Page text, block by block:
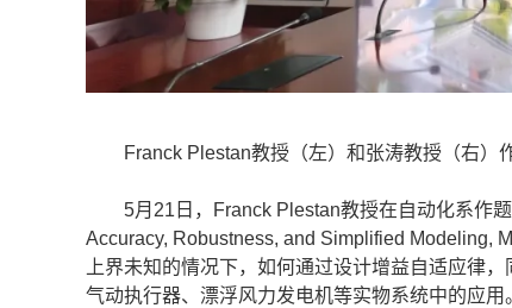
Franck Plestan教授（左）和张涛教授（右）
5月21日，Franck Plestan教授在自动化系作题
Accuracy, Robustness, and Simplified Modeling,
上界未知的情况下，如何通过设计增益自适应律
气动执行器、漂浮风力发电机等实物系统中的应用